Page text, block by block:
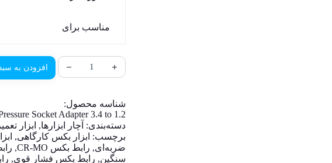
مناسب برای
افزودن به
شناسه محصول:
Socket Adapter 3.4 to 1.2
دسته‌بندی: آچار ابزارها, ابزار
برچسب: ابزار بکس کارگاهی,
ضربه‌ای, رابط بکس CR-MO ,
سنگین, رابط بکس فشار قوی,